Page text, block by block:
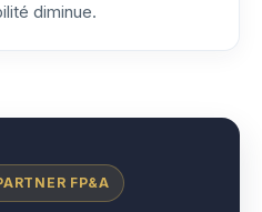
diminue.
FP&A